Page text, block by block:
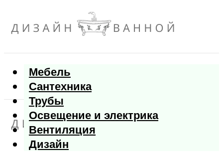
Мебель
Сантехника
Трубы
Освещение и электрика
Вентиляция
Дизайн